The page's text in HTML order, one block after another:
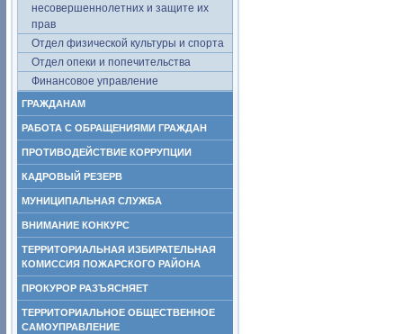
несовершеннолетних и защите их
прав
Отдел физической культуры и спорта
Отдел опеки и попечительства
Финансовое управление
ГРАЖДАНАМ
РАБОТА С ОБРАЩЕНИЯМИ ГРАЖДАН
ПРОТИВОДЕЙСТВИЕ КОРРУПЦИИ
КАДРОВЫЙ РЕЗЕРВ
МУНИЦИПАЛЬНАЯ СЛУЖБА
ВНИМАНИЕ КОНКУРС
ТЕРРИТОРИАЛЬНАЯ ИЗБИРАТЕЛЬНАЯ
КОМИССИЯ ПОЖАРСКОГО РАЙОНА
ПРОКУРОР РАЗЪЯСНЯЕТ
ТЕРРИТОРИАЛЬНОЕ ОБЩЕСТВЕННОЕ
САМОУПРАВЛЕНИЕ